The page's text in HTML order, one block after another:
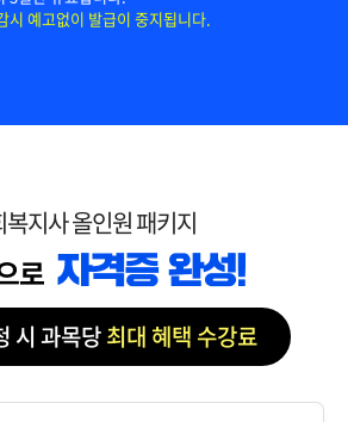
시 예고없이 발급이 중지됩니다.
복지사 올인원 패키지
시 과목당최대 혜택 수강료